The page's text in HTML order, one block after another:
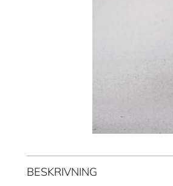
BESKRIVNING